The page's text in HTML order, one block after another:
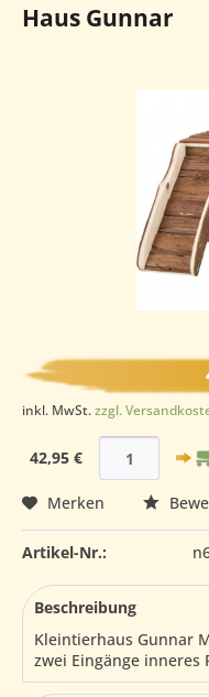
Haus Gunnar
inkl. MwSt.zzgl.
42,95 €
Merken
Artikel-Nr.:
Beschreibung
Kleintierhaus Gunnar
zwei Eingänge inneres